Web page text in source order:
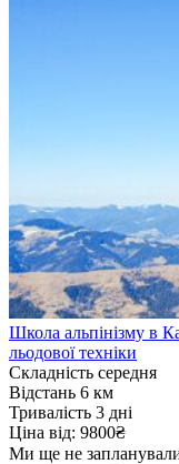
Школа альпінізму в
льодової техніки
Складність середня
Відстань 6 км
Тривалість 3 дні
Ціна від: 9800₴
Ми ще не